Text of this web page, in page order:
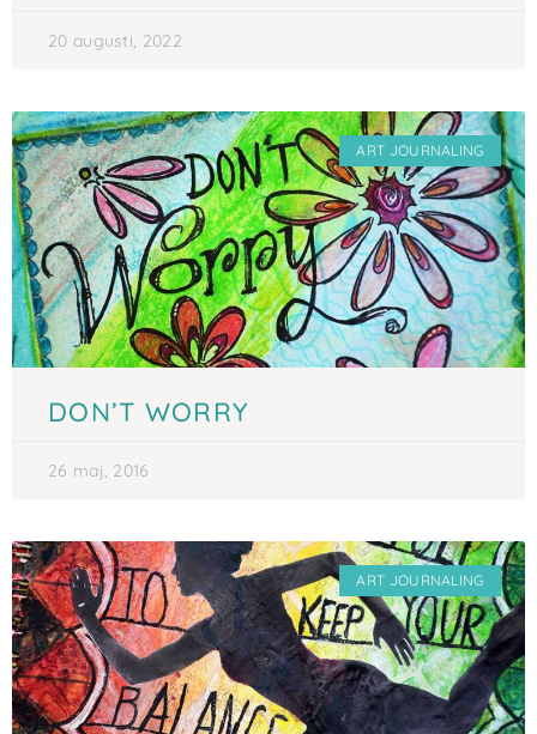
20 augusti, 2022
ART JOURNALING
DON’T WORRY
26 maj, 2016
ART JOURNALING